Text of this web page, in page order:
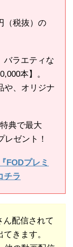
（税抜）の
バラエティな
本】。
や、オリジナ
典で最大
レゼント！
FODプレミ
チラ
ん配信されて
きます。